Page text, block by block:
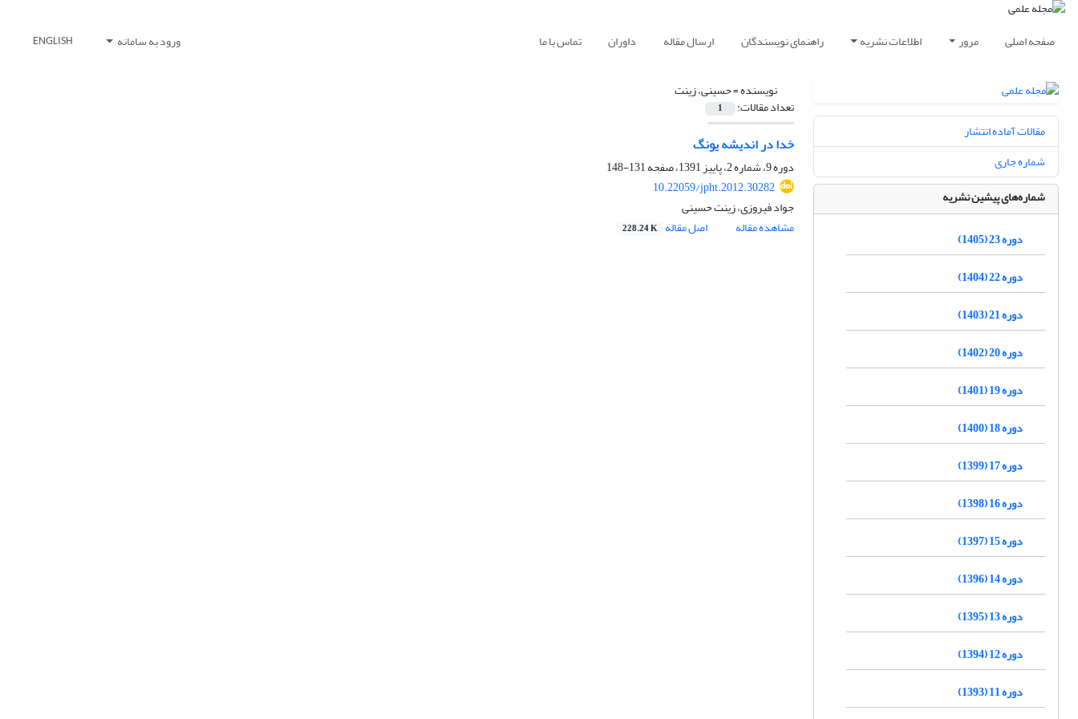
صفحه اصلی مرور اطلاعات نشریه راهنمای نویسندگان ارسال مقاله داوران تماس با ما ورود به سامانه ENGLISH
نویسنده =حسینی، زینت
تعداد مقالات: 1
خدا در اندیشه یونگ
دوره 9، شماره 2، پاییز 1391، صفحه
131-148
10.22059/jpht.2012.30282
جواد فیروزی، زینت حسینی
مشاهده مقاله
اصل مقاله 228.24 K
مقالات آماده انتشار
شماره جاری
شماره‌های پیشین نشریه
دوره 23 (1405)
دوره 22 (1404)
دوره 21 (1403)
دوره 20 (1402)
دوره 19 (1401)
دوره 18 (1400)
دوره 17 (1399)
دوره 16 (1398)
دوره 15 (1397)
دوره 14 (1396)
دوره 13 (1395)
دوره 12 (1394)
دوره 11 (1393)